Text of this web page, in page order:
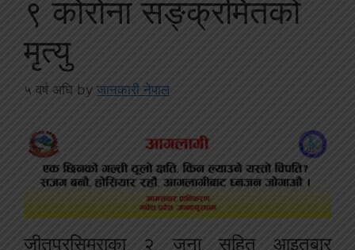
९ कोरोना सङ्क्रमितको
मृत्यु
५ वर्ष अघि by जानकारी नेपाल
जीतपुरसिमराका २ जना सहित आइतबार